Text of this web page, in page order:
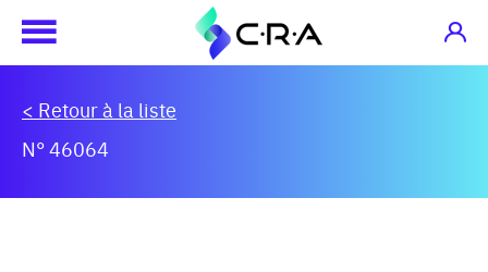
< Retour à la liste
N° 46064